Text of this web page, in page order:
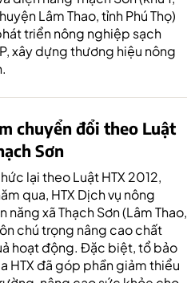
Lâm Thao, tỉnh Phú Thọ)
triển nông nghiệp sạch
xây dựng thương hiệu nông
chuyển đổi theo Luật
Sơn
lại theo Luật HTX 2012,
qua, HTX Dịch vụ nông
năng xã Thạch Sơn (Lâm Thao,
chú trọng nâng cao chất
hoạt động. Đặc biệt, tổ bảo
HTX đã góp phần giảm thiểu